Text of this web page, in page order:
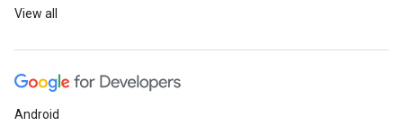
View all
Android